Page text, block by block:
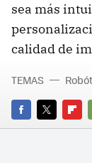
sea más
calidad de
FACEBOOK
TWITTER
TEMAS